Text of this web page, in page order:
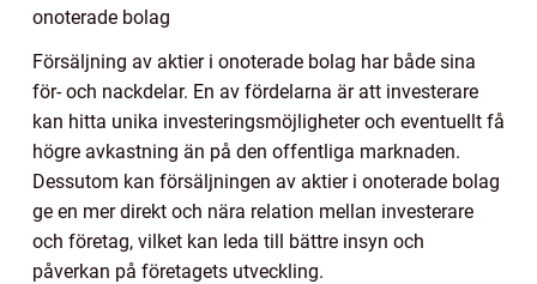
onoterade bolag
Försäljning av aktier i onoterade bolag har både sina
för- och nackdelar. En av fördelarna är att investerare
kan hitta unika investeringsmöjligheter och eventuellt få
högre avkastning än på den offentliga marknaden.
Dessutom kan försäljningen av aktier i onoterade bolag
ge en mer direkt och nära relation mellan investerare
och företag, vilket kan leda till bättre insyn och
påverkan på företagets utveckling.